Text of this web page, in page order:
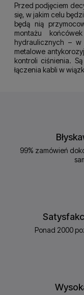
Przed podjęciem
się, w jakim celu
będą nią
montażu
hydraulicznych –
metalowe
kontroli ciśnienia.
łączenia kabli w
99% zamówień
Ponad 2000